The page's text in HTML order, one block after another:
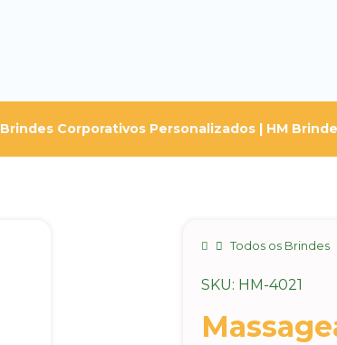
Brindes Corporativos Personalizados | HM
HomeTodos os Brindes
SKU: HM-4021